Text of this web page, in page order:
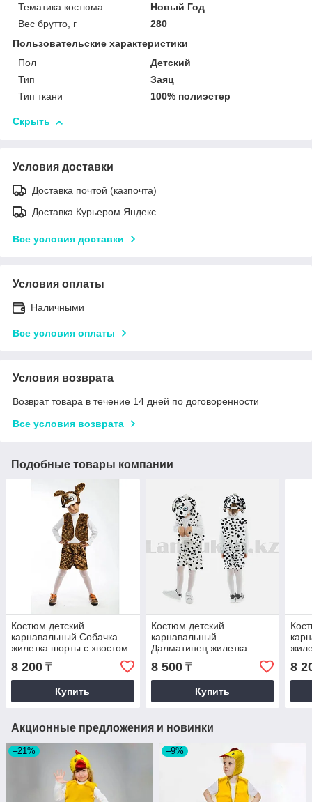
Тематика костюма
Новый Год
Вес брутто, г
280
Пользовательские характеристики
Пол
Детский
Тип
Заяц
Тип ткани
100% полиэстер
Скрыть
Условия доставки
Доставка почтой (казпочта)
Доставка Курьером Яндекс
Все условия доставки
Условия оплаты
Наличными
Все условия оплаты
Условия возврата
Возврат товара в течение 14 дней по договоренности
Все условия возврата
Подобные товары компании
Костюм детский
карнавальный Собачка
жилетка шорты с хвостом
8 200 ₸
Купить
Костюм детский
карнавальный
Далматинец жилетка
шорты с хвостом и шапка
8 500₸
Купить
8
Акционные предложения и новинки
–21% –9%